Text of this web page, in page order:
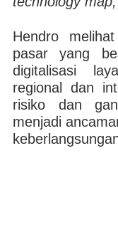
Hendro
pasar yang
digitalisasi
regional dan
risiko dan
menjadi